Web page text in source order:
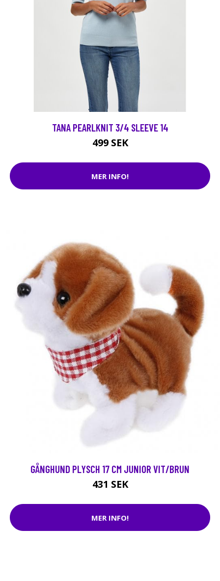
TANA PEARLKNIT 3/4 SLEEVE 14
499 SEK
MER INFO!
GÅNGHUND PLYSCH 17 CM JUNIOR VIT/BRUN
431 SEK
MER INFO!